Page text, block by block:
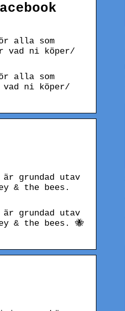
alla som
vad ni köper/
alla som
ni köper/
grundad utav
& the bees.
grundad utav
& the bees. 🐝